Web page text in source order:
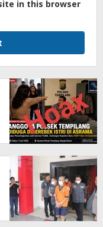
in this browser